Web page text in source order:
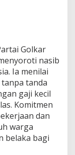
Golkar
nasib
Ia menilai
tanda
gaji kecil
Komitmen
dan
warga
belaka bagi